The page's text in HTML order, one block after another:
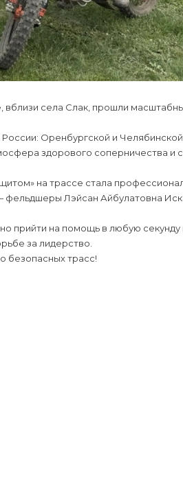
села Слак, прошли
Оренбургской и Челябинской
здорового соперничества и
на трассе стала
фельдшеры Лэйсан Айбулатовна
прийти на помощь в любую секунду
за лидерство.
безопасных трасс!